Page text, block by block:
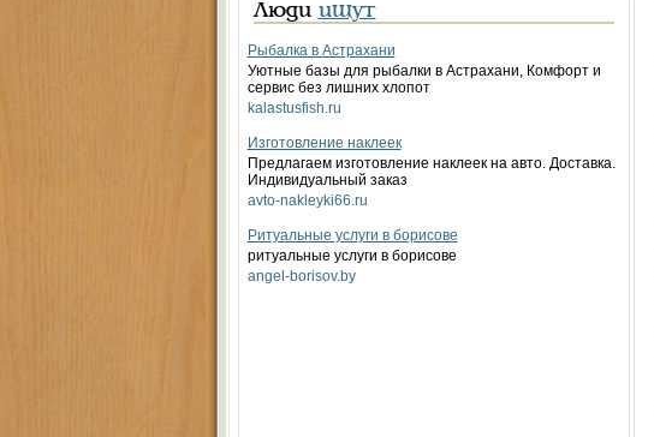
Люди ищут
Рыбалка в Астрахани
Уютные базы для рыбалки в Астрахани, Комфорт и
сервис без лишних хлопот
kalastusfish.ru
Изготовление наклеек
Предлагаем изготовление наклеек на авто. Доставка.
Индивидуальный заказ
avto-nakleyki66.ru
Ритуальные услуги в борисове
ритуальные услуги в борисове
angel-borisov.by